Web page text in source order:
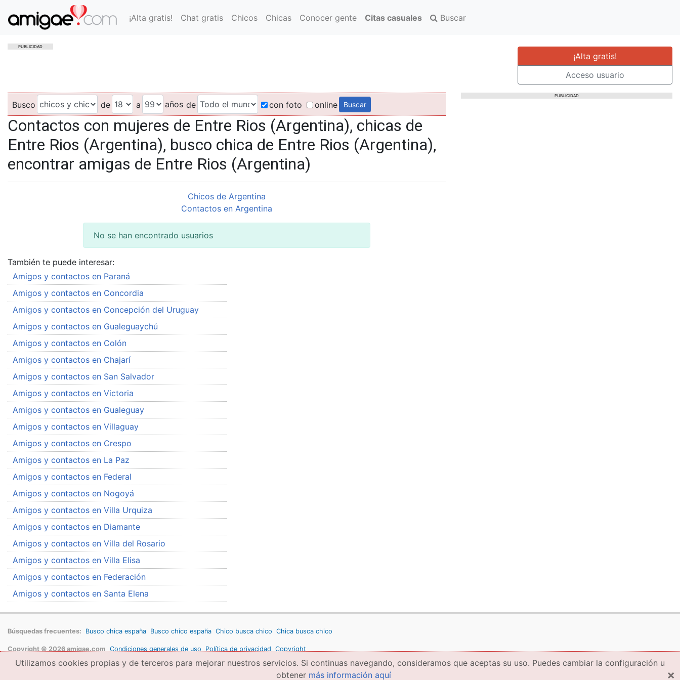
¡Alta gratis! Chat gratis Chicos Chicas Conocer gente Citas casuales Buscar
PUBLICIDAD
¡Alta gratis!
Acceso usuario
Busco de a años de con foto online
Contactos con mujeres de Entre Rios (Argentina), chicas de
Entre Rios (Argentina), busco chica de Entre Rios (Argentina),
encontrar amigas de Entre Rios (Argentina)
Chicos de Argentina
Contactos en Argentina
No se han encontrado usuarios
También te puede interesar:
Amigos y contactos en Paraná
Amigos y contactos en Concordia
Amigos y contactos en Concepción del Uruguay
Amigos y contactos en Gualeguaychú
Amigos y contactos en Colón
Amigos y contactos en Chajarí
Amigos y contactos en San Salvador
Amigos y contactos en Victoria
Amigos y contactos en Gualeguay
Amigos y contactos en Villaguay
Amigos y contactos en Crespo
Amigos y contactos en La Paz
Amigos y contactos en Federal
Amigos y contactos en Nogoyá
Amigos y contactos en Villa Urquiza
Amigos y contactos en Diamante
Amigos y contactos en Villa del Rosario
Amigos y contactos en Villa Elisa
Amigos y contactos en Federación
Amigos y contactos en Santa Elena
PUBLICIDAD
Búsquedas frecuentes: Busco chica españa Busco chico españa Chico busca chico Chica busca chico
Copyright © 2026 amigae.com Condiciones generales de uso Política de privacidad Copyright
Utilizamos cookies propias y de terceros para mejorar nuestros servicios. Si continuas navegando, consideramos que aceptas su uso. Puedes cambiar la configuración u
obtener más información aquí ×